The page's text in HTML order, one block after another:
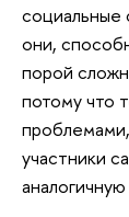
социальные
они,
порой
потому что
участники